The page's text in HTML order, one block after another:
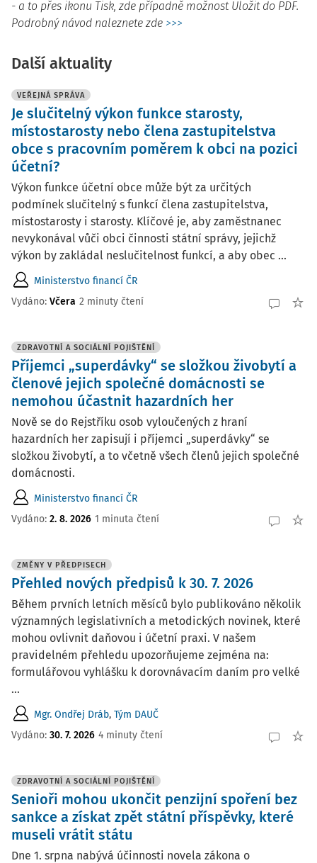
- a to přes ikonu Tisk, zde případně možnost Uložit do PDF.
Podrobný návod naleznete zde >>>
Další aktuality
VEŘEJNÁ SPRÁVA
Je slučitelný výkon funkce starosty,
místostarosty nebo člena zastupitelstva
obce s pracovním poměrem k obci na pozici
účetní?
Výkon funkce účetní obce může být za určitých
podmínek slučitelný s funkcí člena zastupitelstva,
místostarosty i starosty. Klíčové je, aby zaměstnanec
nevykonával vůči obci činnosti státní správy, jejichž
výkon by zakládal neslučitelnost funkcí, a aby obec ...
Ministerstvo financí ČR
Vydáno: Včera 2 minuty čtení
ZDRAVOTNÍ A SOCIÁLNÍ POJIŠTĚNÍ
Příjemci „superdávky“ se složkou živobytí a
členové jejich společné domácnosti se
nemohou účastnit hazardních her
Nově se do Rejstříku osob vyloučených z hraní
hazardních her zapisují i příjemci „superdávky“ se
složkou živobytí, a to včetně všech členů jejich společné
domácnosti.
Ministerstvo financí ČR
Vydáno: 2. 8. 2026 1 minuta čtení
ZMĚNY V PŘEDPISECH
Přehled nových předpisů k 30. 7. 2026
Během prvních letních měsíců bylo publikováno několik
významných legislativních a metodických novinek, které
mohou ovlivnit daňovou i účetní praxi. V našem
pravidelném přehledu upozorňujeme zejména na:
formulářovou vyhlášku k dorovnávacím daním pro velké
...
Mgr. Ondřej Dráb, Tým DAUČ
Vydáno: 30. 7. 2026 4 minuty čtení
ZDRAVOTNÍ A SOCIÁLNÍ POJIŠTĚNÍ
Senioři mohou ukončit penzijní spoření bez
sankce a získat zpět státní příspěvky, které
museli vrátit státu
Dne 1. srpna nabývá účinnosti novela zákona o